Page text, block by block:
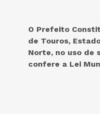
O Prefeito
de Touros,
Norte, no uso de
confere a Lei